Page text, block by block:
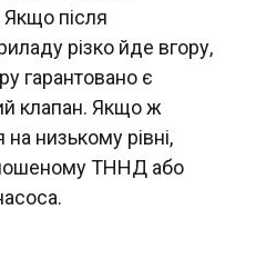
Якщо після
різко йде вгору,
гарантовано є
клапан. Якщо ж
низькому рівні,
ТННД або